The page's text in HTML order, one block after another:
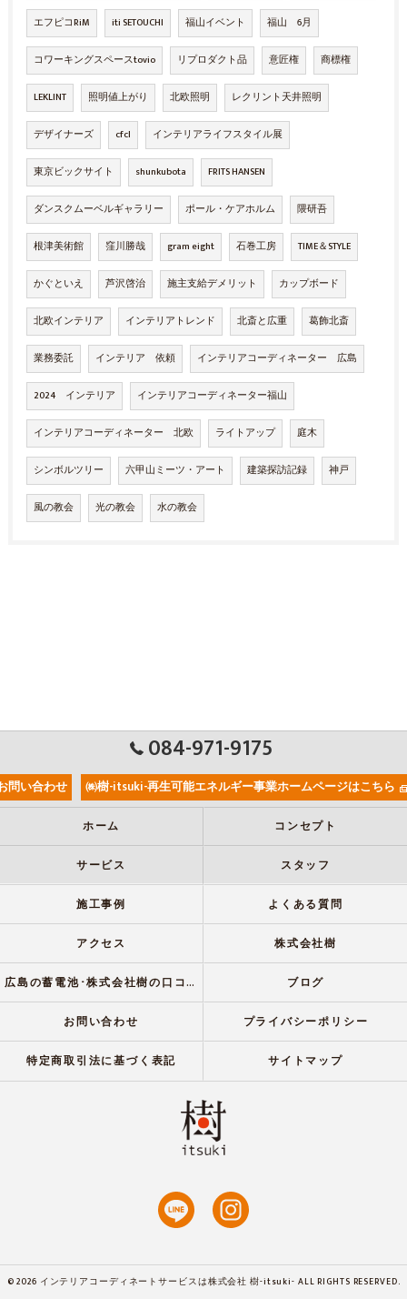
エフピコRiM iti SETOUCHI 福山イベント 福山 6月
コワーキングスペースtovio リプロダクト品 意匠権 商標権
LEKLINT 照明値上がり 北欧照明 レクリント天井照明
デザイナーズ cfcl インテリアライフスタイル展
東京ビックサイト shunkubota FRITS HANSEN
ダンスクムーベルギャラリー ポール・ケアホルム 隈研吾
根津美術館 窪川勝哉 gram eight 石巻工房 TIME＆STYLE
かぐといえ 芦沢啓治 施主支給デメリット カップボード
北欧インテリア インテリアトレンド 北斎と広重 葛飾北斎
業務委託 インテリア 依頼 インテリアコーディネーター 広島
2024 インテリア インテリアコーディネーター福山
インテリアコーディネーター 北欧 ライトアップ 庭木
シンボルツリー 六甲山ミーツ・アート 建築探訪記録 神戸
風の教会 光の教会 水の教会
084-971-9175
問い合わせ ㈱樹-itsuki-再生可能エネルギー事業ホームページはこちら
ホーム コンセプト
サービス スタッフ
施工事例 よくある質問
アクセス 株式会社樹
広島の蓄電池･株式会社樹の口コミ情報 ブログ
お問い合わせ プライバシーポリシー
特定商取引法に基づく表記 サイトマップ
© 2026 インテリアコーディネートサービスは株式会社 樹-itsuki- ALL RIGHTS RESERVED.